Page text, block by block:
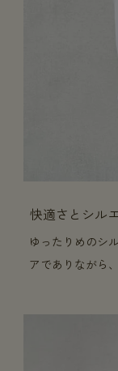
快適さとシル
ゆったりめのシ
アでありながら